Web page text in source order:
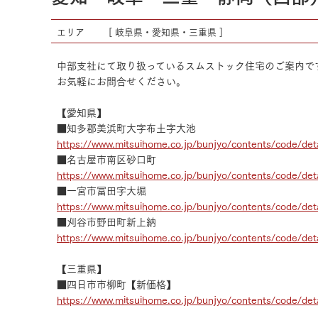
エリア [ 岐阜県・愛知県・三重県 ]
中部支社にて取り扱っているスムストック住宅のご案内で
お気軽にお問合せください。
【愛知県】
■知多郡美浜町大字布土字大池
https://www.mitsuihome.co.jp/bunjyo/contents/code/
■名古屋市南区砂口町
https://www.mitsuihome.co.jp/bunjyo/contents/code/
■一宮市冨田字大堀
https://www.mitsuihome.co.jp/bunjyo/contents/code/
■刈谷市野田町新上納
https://www.mitsuihome.co.jp/bunjyo/contents/code/
【三重県】
■四日市市柳町【新価格】
https://www.mitsuihome.co.jp/bunjyo/contents/code/